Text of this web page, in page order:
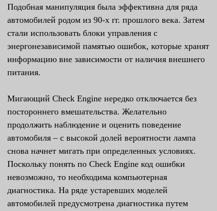
Подобная манипуляция была эффективна для ряда
автомобилей родом из 90-х гг. прошлого века. Затем
стали использовать блоки управления с
энергонезависимой памятью ошибок, которые хранят
информацию вне зависимости от наличия внешнего
питания.
Мигающий Check Engine нередко отключается без
постороннего вмешательства. Желательно
продолжить наблюдение и оценить поведение
автомобиля – с высокой долей вероятности лампа
снова начнет мигать при определенных условиях.
Поскольку понять по Check Engine код ошибки
невозможно, то необходима компьютерная
диагностика. На ряде устаревших моделей
автомобилей предусмотрена диагностика путем